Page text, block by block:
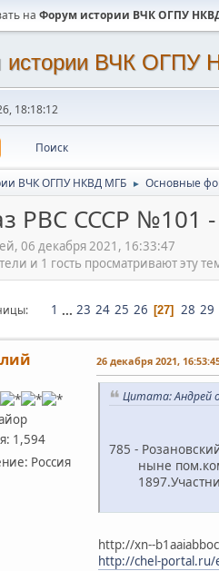
на Форум истории ВЧК ОГПУ
18:18:12
Поиск
ВЧК ОГПУ НКВД МГБ ► Основные
РВС СССР №101 -
06 декабря 2021, 16:33:47
и 1 гость просматривают эту
1 ... 23 24 25 26 27 28 29
1,594
Россия
26 декабря 2021,
Цитата: Андрей
785 -
ныне
http://xn--
http://chel-portal.ru/